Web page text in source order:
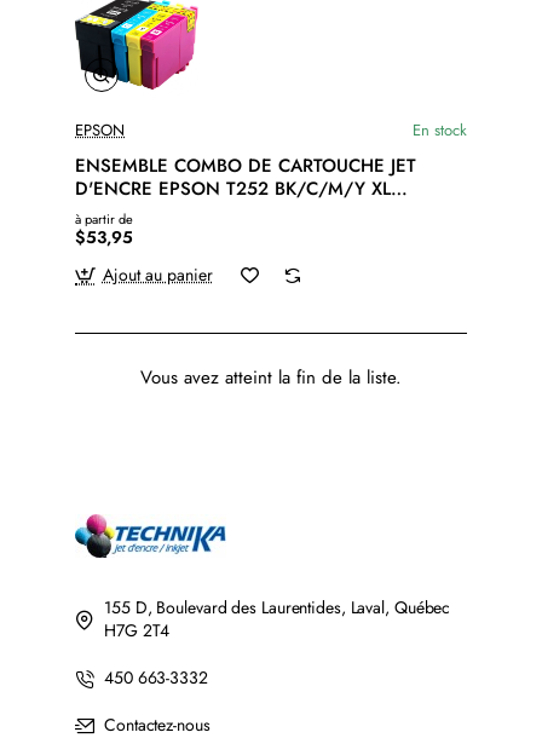
EPSON En stock
ENSEMBLE COMBO DE CARTOUCHE JET
D'ENCRE EPSON T252 BK/C/M/Y XL
COMPATIBLE NOIR/CYAN/MAGENTA/JAUNE
à partir de
$53,95
Ajout au panier
Vous avez atteint la fin de la liste.
155 D, Boulevard des Laurentides, Laval, Québec
H7G 2T4
450 663-3332
Contactez-nous